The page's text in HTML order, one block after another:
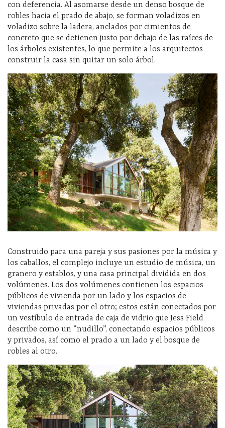
con deferencia. Al asomarse desde un denso bosque de
robles hacia el prado de abajo, se forman voladizos en
voladizo sobre la ladera, anclados por cimientos de
concreto que se detienen justo por debajo de las raíces de
los árboles existentes, lo que permite a los arquitectos
construir la casa sin quitar un solo árbol.
Construido para una pareja y sus pasiones por la música y
los caballos, el complejo incluye un estudio de música, un
granero y establos, y una casa principal dividida en dos
volúmenes. Los dos volúmenes contienen los espacios
públicos de vivienda por un lado y los espacios de
viviendas privadas por el otro; estos están conectados por
un vestíbulo de entrada de caja de vidrio que Jess Field
describe como un “nudillo”, conectando espacios públicos
y privados, así como el prado a un lado y el bosque de
robles al otro.